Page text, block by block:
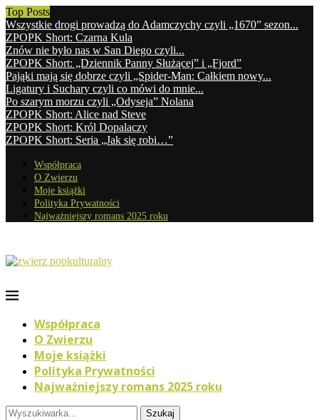
Top Posts
Wszystkie drogi prowadzą do Adamczychy czyli „1670” sezon...
ZPOPK Short: Czarna Kula
Znów nie było nas w San Diego czyli...
ZPOPK Short: „Dziennik Panny Służącej” i „Fjord”
Pająki mają się dobrze czyli „Spider-Man: Całkiem nowy...
Ligatury i Suchary czyli co mówi do mnie...
Po szarym morzu czyli „Odyseja” Nolana
ZPOPK Short: Alice nad Steve
ZPOPK Short: Król Dopalaczy
ZPOPK Short: Seria „Jak się robi…”
Współpraca
O Zwierzu
Moje książki
Polityka Prywatności
Najważniejszy romans 2025 roku
Współpraca
O Zwierzu
Moje książki
Polityka Prywatności
Najważniejszy romans 2025 roku
Szukaj